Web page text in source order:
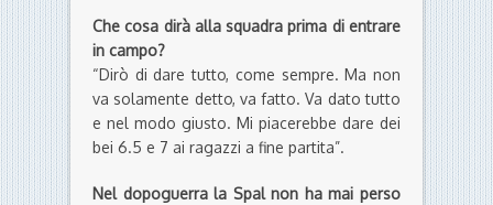
Che cosa dirà alla squadra prima di entrare
in campo?
“Dirò di dare tutto, come sempre. Ma non
va solamente detto, va fatto. Va dato tutto
e nel modo giusto. Mi piacerebbe dare dei
bei 6.5 e 7 ai ragazzi a fine partita”.
Nel dopoguerra la Spal non ha mai perso